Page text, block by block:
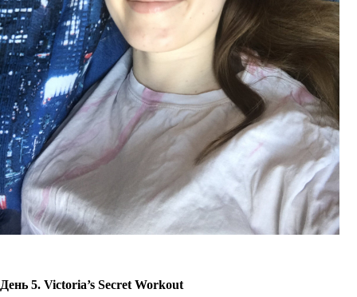
День 5. Victoria’s Secret Workout